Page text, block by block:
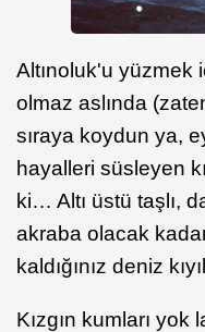
Altınoluk'u yüzmek
olmaz aslında
sıraya koydun ya,
hayalleri süsleyen
ki… Altı üstü taşlı,
akraba olacak
kaldığınız deniz
Kızgın kumları yok